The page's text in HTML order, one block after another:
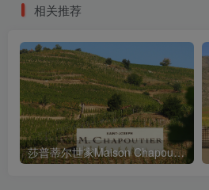
相关推荐
莎普蒂尔世家Maison Chapoutier